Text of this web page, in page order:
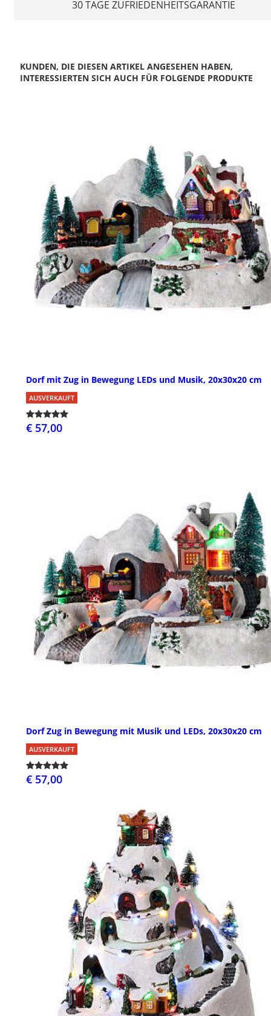
30 TAGE ZUFRIEDENHEITSGARANTIE
KUNDEN, DIE DIESEN ARTIKEL ANGESEHEN HABEN,
INTERESSIERTEN SICH AUCH FÜR FOLGENDE PRODUKTE
Dorf mit Zug in Bewegung LEDs und Musik, 20x30x20 cm
AUSVERKAUFT
€ 57,00
Dorf Zug in Bewegung mit Musik und LEDs, 20x30x20 cm
AUSVERKAUFT
€ 57,00